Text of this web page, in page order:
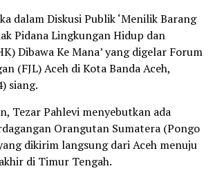
dalam Diskusi Publik ‘Menilik Barang
Pidana Lingkungan Hidup dan
Dibawa Ke Mana’ yang digelar Forum
(FJL) Aceh di Kota Banda Aceh,
siang.
Tezar Pahlevi menyebutkan ada
Orangutan Sumatera (Pongo
dikirim langsung dari Aceh menuju
di Timur Tengah.